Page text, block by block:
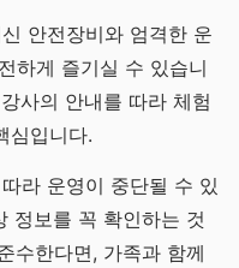
안전장비와 엄격한 운
하게 즐기실 수 있습니
사의 안내를 따라 체험
심입니다.
라 운영이 중단될 수 있
정보를 꼭 확인하는 것
수한다면, 가족과 함께